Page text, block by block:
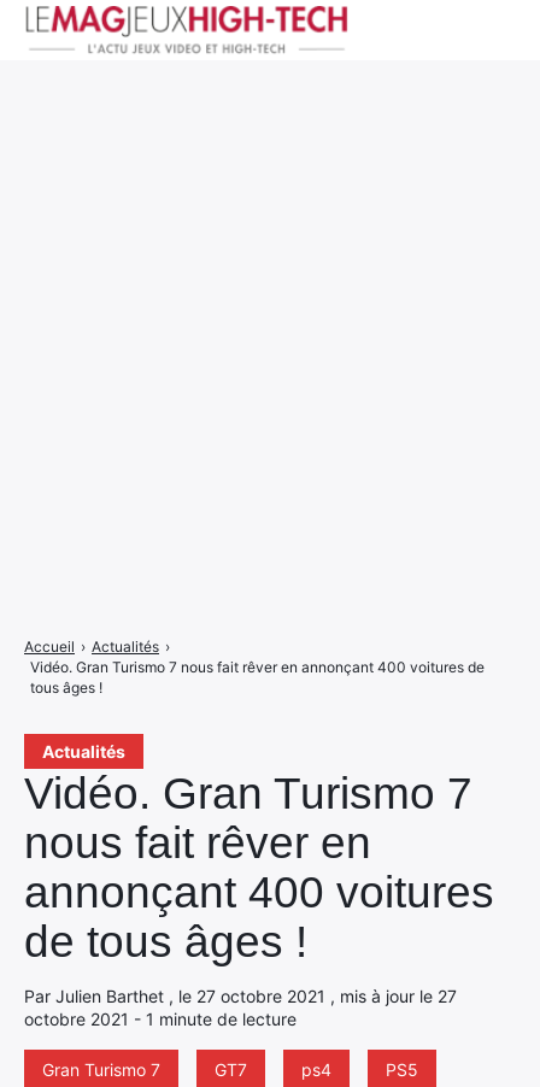
Actualités
Vidéo. Gran Turismo 7
nous fait rêver en
annonçant 400 voitures
de tous âges !
Par Julien Barthet , le 27 octobre 2021 , mis à jour le 27
octobre 2021 - 1 minute de lecture
Gran Turismo 7 GT7 ps4 PS5
Accueil › Actualités ›
Vidéo. Gran Turismo 7 nous fait rêver en annonçant 400 voitures de
tous âges !